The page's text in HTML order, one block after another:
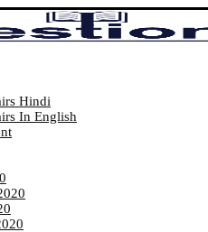
Hindi
In English